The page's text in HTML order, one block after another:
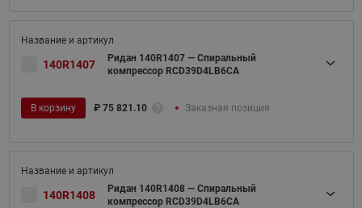
140R1407
Ридан 140R1407 — Спиральный
компрессор RCD39D4LB6CA
В корзину ₽ 75 821.10 Заказная позиция
140R1408
Ридан 140R1408 — Спиральный
компрессор RCD39D4LB6CA